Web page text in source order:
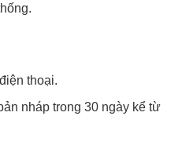
thoại.
nháp trong 30 ngày kể từ